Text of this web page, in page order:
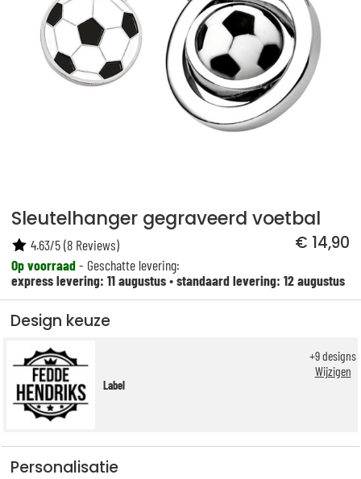
Sleutelhanger gegraveerd voetbal
€ 14,90
Op voorraad- Geschatte levering:
express levering: 11 augustus•standaard levering: 12 augustus
4.63/5(8 Reviews)
Design keuze
Label
+9designs
Wijzigen
Personalisatie